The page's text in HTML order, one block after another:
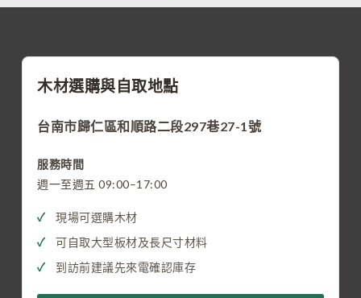
木材選購與自取地點
台南市歸仁區和順路二段297巷27-1號
服務時間
週一至週五 09:00–17:00
現場可選購木材
可自取大型板材及長尺寸材料
到訪前建議先來電確認庫存